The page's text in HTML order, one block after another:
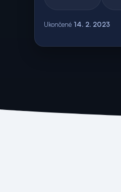
Ukončené 14. 2. 2023